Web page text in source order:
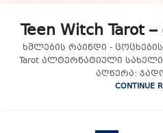
Teen Witch Tarot
ხმლების რაინდი -
Tarot ალტერნატიული
აღწერა:
CONTINUE